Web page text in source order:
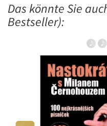
Das könnte Sie
Bestseller):